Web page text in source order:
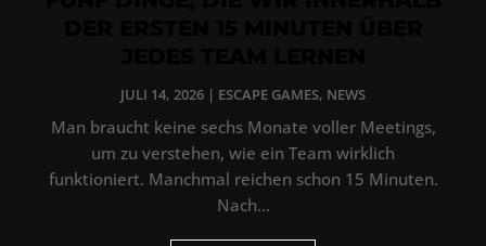
JULI 14, 2026 | ESCAPE GAMES, NEWS
Man braucht keine sechs Monate voller Meetings,
um zu verstehen, wie ein Team wirklich
funktioniert. Manchmal reichen schon 15 Minuten.
Nach...